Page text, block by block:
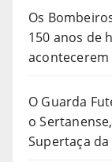
Os
150 anos de
O Guarda
o
Supertaça